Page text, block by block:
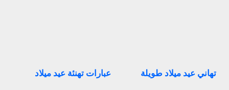
تهاني عيد ميلاد طويلة عبارات تهنئة عيد ميلاد